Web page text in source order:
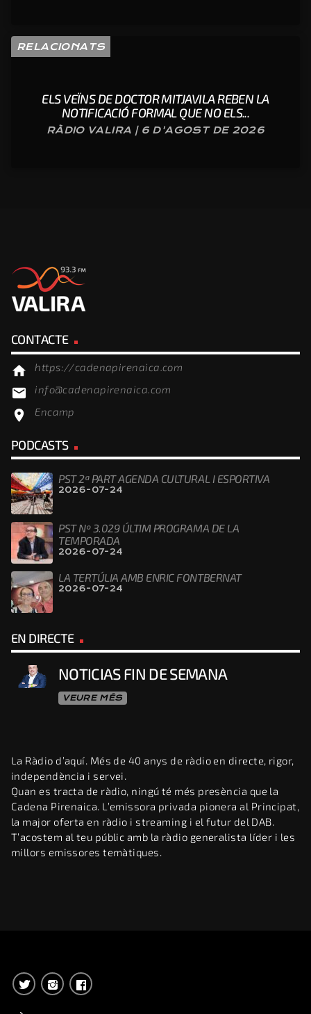
RELACIONATS
ELS VEÏNS DE DOCTOR MITJAVILA REBEN LA
NOTIFICACIÓ FORMAL QUE NO ELS...
RÀDIO VALIRA | 6 D'AGOST DE 2026
CONTACTE
home https://cadenapirenaica.com
email info@cadenapirenaica.com
location_on Encamp
PODCASTS
PST 2ª PART AGENDA CULTURAL I ESPORTIVA
2026-07-24
PST Nº 3.029 ÚLTIM PROGRAMA DE LA
TEMPORADA
2026-07-24
LA TERTÚLIA AMB ENRIC FONTBERNAT
2026-07-24
EN DIRECTE
NOTICIAS FIN DE SEMANA
VEURE MÉS
La Ràdio d’aquí. Més de 40 anys de ràdio en directe, rigor,
independència i servei.
Quan es tracta de ràdio, ningú té més presència que la
Cadena Pirenaica. L’emissora privada pionera al Principat,
la major oferta en ràdio i streaming i el futur del DAB.
T’acostem al teu públic amb la ràdio generalista líder i les
millors emissores temàtiques.